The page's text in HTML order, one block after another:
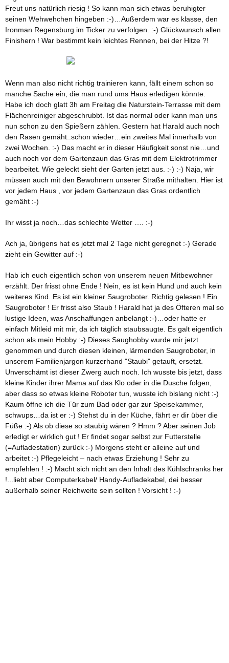
Freut uns natürlich riesig ! So kann man sich etwas beruhigter
seinen Wehwehchen hingeben :-)…Außerdem war es klasse, den
Ironman Regensburg im Ticker zu verfolgen. :-) Glückwunsch allen
Finishern ! War bestimmt kein leichtes Rennen, bei der Hitze ?!
Wenn man also nicht richtig trainieren kann, fällt einem schon so
manche Sache ein, die man rund ums Haus erledigen könnte.
Habe ich doch glatt 3h am Freitag die Naturstein-Terrasse mit dem
Flächenreiniger abgeschrubbt. Ist das normal oder kann man uns
nun schon zu den Spießern zählen. Gestern hat Harald auch noch
den Rasen gemäht..schon wieder…ein zweites Mal innerhalb von
zwei Wochen. :-) Das macht er in dieser Häufigkeit sonst nie…und
auch noch vor dem Gartenzaun das Gras mit dem Elektrotrimmer
bearbeitet. Wie geleckt sieht der Garten jetzt aus. :-) :-) Naja, wir
müssen auch mit den Bewohnern unserer Straße mithalten. Hier ist
vor jedem Haus , vor jedem Gartenzaun das Gras ordentlich
gemäht :-)
Ihr wisst ja noch…das schlechte Wetter …. :-)
Ach ja, übrigens hat es jetzt mal 2 Tage nicht geregnet :-) Gerade
zieht ein Gewitter auf :-)
Hab ich euch eigentlich schon von unserem neuen Mitbewohner
erzählt. Der frisst ohne Ende ! Nein, es ist kein Hund und auch kein
weiteres Kind. Es ist ein kleiner Saugroboter. Richtig gelesen ! Ein
Saugroboter ! Er frisst also Staub ! Harald hat ja des Öfteren mal so
lustige Ideen, was Anschaffungen anbelangt :-)…oder hatte er
einfach Mitleid mit mir, da ich täglich staubsaugte. Es galt eigentlich
schon als mein Hobby :-) Dieses Saughobby wurde mir jetzt
genommen und durch diesen kleinen, lärmenden Saugroboter, in
unserem Familienjargon kurzerhand "Staubi" getauft, ersetzt.
Unverschämt ist dieser Zwerg auch noch. Ich wusste bis jetzt, dass
kleine Kinder ihrer Mama auf das Klo oder in die Dusche folgen,
aber dass so etwas kleine Roboter tun, wusste ich bislang nicht :-)
Kaum öffne ich die Tür zum Bad oder gar zur Speisekammer,
schwups…da ist er :-) Stehst du in der Küche, fährt er dir über die
Füße :-) Als ob diese so staubig wären ? Hmm ? Aber seinen Job
erledigt er wirklich gut ! Er findet sogar selbst zur Futterstelle
(=Aufladestation) zurück :-) Morgens steht er alleine auf und
arbeitet :-) Pflegeleicht – nach etwas Erziehung ! Sehr zu
empfehlen ! :-) Macht sich nicht an den Inhalt des Kühlschranks her
!...liebt aber Computerkabel/ Handy-Aufladekabel, dei besser
außerhalb seiner Reichweite sein sollten ! Vorsicht ! :-)